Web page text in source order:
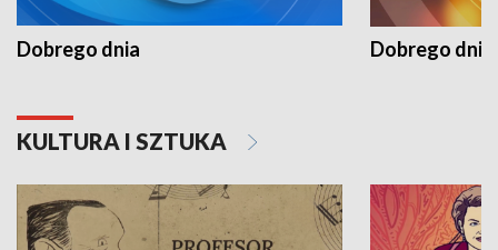
Dobrego dnia Dobrego dnia
KULTURA I SZTUKA